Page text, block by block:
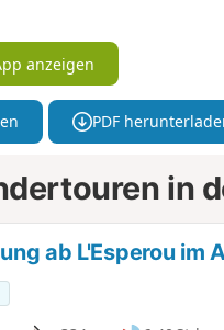
anzeigen
PDF
in
ab L'Esperou im